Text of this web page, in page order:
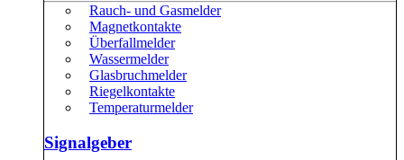
Rauch- und Gasmelder
Magnetkontakte
Überfallmelder
Wassermelder
Glasbruchmelder
Riegelkontakte
Temperaturmelder
Signalgeber